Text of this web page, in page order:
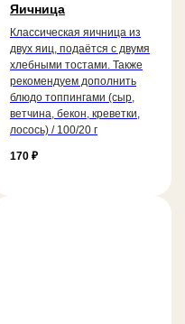
Яичница
Классическая яичница из
двух яиц, подаётся с двумя
хлебными тостами. Также
рекомендуем дополнить
блюдо топпингами (сыр,
ветчина, бекон, креветки,
лосось) / 100/20 г
170 ₽